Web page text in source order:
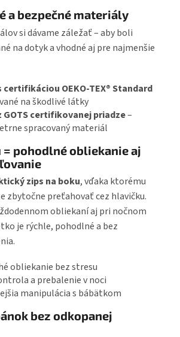
a bezpečné materiály
si dávame záležať – aby boli
na dotyk a vhodné aj pre najmenšie
certifikáciou OEKO-TEX® Standard
na škodlivé látky
GOTS certifikovanej priadze–
spracovaný materiál
= pohodlné obliekanie aj
zips na boku, vďaka ktorému
zbytočne preťahovať cez hlavičku.
obliekaní aj pri nočnom
je rýchle, pohodlné a bez
obliekanie bez stresu
a prebalenie v noci
manipulácia s bábätkom
bez odkopanej